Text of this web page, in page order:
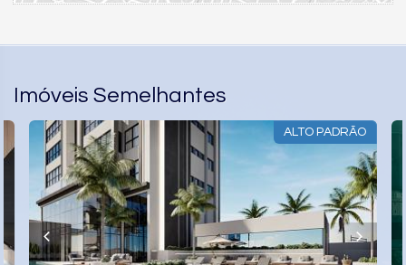
Imóveis Semelhantes
ALTO PADRÃO